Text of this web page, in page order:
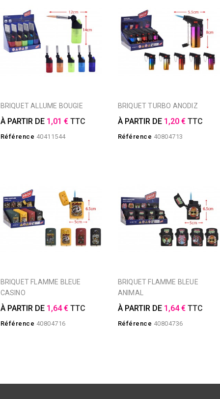
BRIQUET ALLUME BOUGIE
À PARTIR DE 1,01 € TTC
Référence 40411544
BRIQUET TURBO ANODIZ
À PARTIR DE 1,20 € TTC
Référence 40804713
BRIQUET FLAMME BLEUE
CASINO
À PARTIR DE 1,64 € TTC
Référence 40804716
BRIQUET FLAMME BLEUE
ANIMAL
À PARTIR DE 1,64 € TTC
Référence 40804736